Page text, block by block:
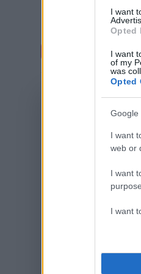
I want
Opted
I want
of my
was
Opted
Google
I want
web or
I want
I want